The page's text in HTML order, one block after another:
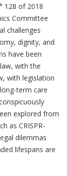
128 of 2018
Committee
challenges
dignity, and
have been
with the
with legislation
term care
explored from
as CRISPR-
dilemmas
lifespans are